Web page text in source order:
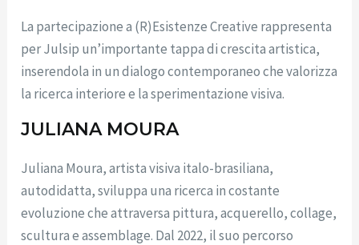
La partecipazione a (R)Esistenze Creative rappresenta
per Julsip un’importante tappa di crescita artistica,
inserendola in un dialogo contemporaneo che valorizza
la ricerca interiore e la sperimentazione visiva.
JULIANA MOURA
Juliana Moura, artista visiva italo-brasiliana,
autodidatta, sviluppa una ricerca in costante
evoluzione che attraversa pittura, acquerello, collage,
scultura e assemblage. Dal 2022, il suo percorso